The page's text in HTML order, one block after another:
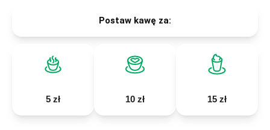
Postaw kawę za:
5 zł 10 zł 15 zł